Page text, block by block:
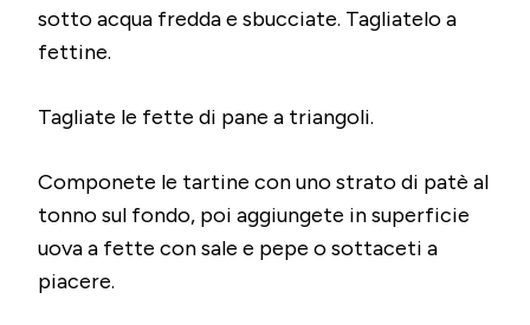
sotto acqua fredda e sbucciate. Tagliatelo a
fettine.
Tagliate le fette di pane a triangoli.
Componete le tartine con uno strato di patè al
tonno sul fondo, poi aggiungete in superficie
uova a fette con sale e pepe o sottaceti a
piacere.